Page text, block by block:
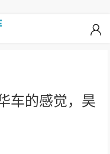
车的感觉，昊